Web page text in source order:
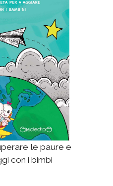
le paure e
con i bimbi